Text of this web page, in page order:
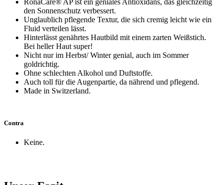
den Sonnenschutz verbessert.
Unglaublich pflegende Textur, die sich cremig leicht wie ein
Fluid verteilen lässt.
Hinterlässt genährtes Hautbild mit einem zarten Weißstich.
Bei heller Haut super!
Nicht nur im Herbst/ Winter genial, auch im Sommer
goldrichtig.
Ohne schlechten Alkohol und Duftstoffe.
Auch toll für die Augenpartie, da nährend und pflegend.
Made in Switzerland.
Contra
Keine.